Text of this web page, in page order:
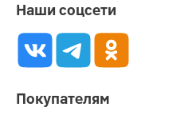
Наши соцсети
Покупателям